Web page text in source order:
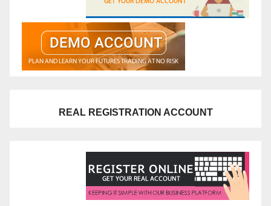
REAL REGISTRATION ACCOUNT